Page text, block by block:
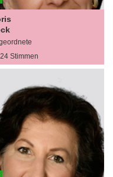
Stimmen